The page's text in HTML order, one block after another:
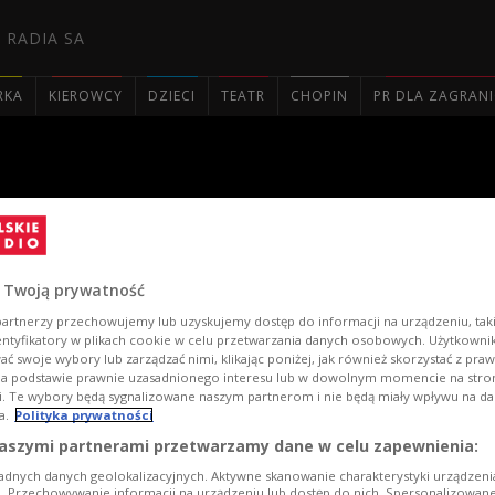
RADIA SA
KIEROWCY DZIECI TEATR CHOPIN PR DLA
scenie. Tak było!
Twoją prywatność
przechowujemy lub uzyskujemy dostęp do informacji na urządzeniu,
w plikach cookie w celu przetwarzania danych osobowych.
swoje wybory lub zarządzać nimi, klikając poniżej, jak również skorzystać z
podstawie prawnie uzasadnionego interesu lub w dowolnym momencie na
Te wybory będą sygnalizowane naszym partnerom i nie będą miały wpływu na
Polityka prywatności
partnerami przetwarzamy dane w celu zapewnienia:
danych geolokalizacyjnych. Aktywne skanowanie charakterystyki